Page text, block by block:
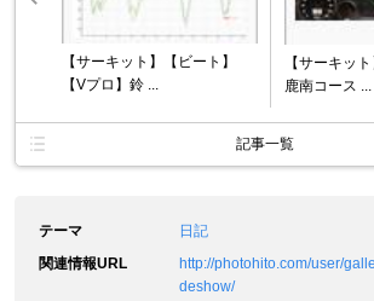
【サーキット】【ビート】
【Vプロ】鈴 ...
【サーキッ
鹿南コース ...
記事一覧
テーマ
日記
関連情報URL
http://photohito.com/user/
deshow/